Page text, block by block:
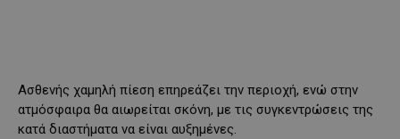
Ασθενής χαμηλή πίεση επηρεάζει την περιοχή, ενώ στην
ατμόσφαιρα θα αιωρείται σκόνη, με τις συγκεντρώσεις της
κατά διαστήματα να είναι αυξημένες.